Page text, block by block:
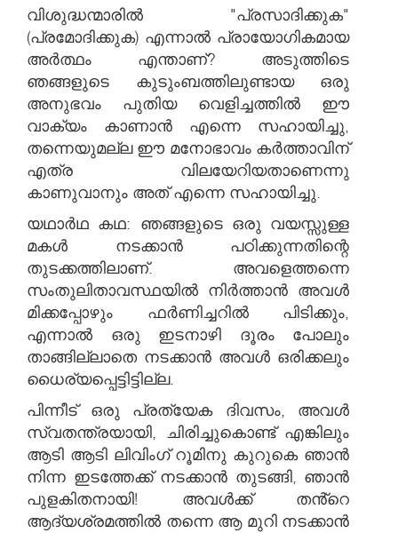
വിശുദ്ധന്മാരിൽ "പ്രസാദിക്കുക"
(പ്രമോദിക്കുക) എന്നാൽ പ്രായോഗികമായ
അർത്ഥം എന്താണ്? അടുത്തിടെ
ഞങ്ങളുടെ കുടുംബത്തിലുണ്ടായ ഒരു
അനുഭവം പുതിയ വെളിച്ചത്തിൽ ഈ
വാക്യം കാണാൻ എന്നെ സഹായിച്ചു,
തന്നെയുമല്ല ഈ മനോഭാവം കർത്താവിന്
എത്ര വിലയേറിയതാണെന്നു
കാണുവാനും അത് എന്നെ സഹായിച്ചു.
യഥാർഥ കഥ: ഞങ്ങളുടെ ഒരു വയസ്സുള്ള
മകൾ നടക്കാൻ പഠിക്കുന്നതിന്റെ
തുടക്കത്തിലാണ്. അവളെത്തന്നെ
സംതുലിതാവസ്ഥയിൽ നിർത്താൻ അവൾ
മിക്കപ്പോഴും ഫർണിച്ചറിൽ പിടിക്കും,
എന്നാൽ ഒരു ഇടനാഴി ദൂരം പോലും
താങ്ങില്ലാതെ നടക്കാൻ അവൾ ഒരിക്കലും
ധൈര്യപ്പെട്ടിട്ടില്ല.
പിന്നീട് ഒരു പ്രത്യേക ദിവസം, അവൾ
സ്വതന്ത്രയായി, ചിരിച്ചുകൊണ്ട് എങ്കിലും
ആടി ആടി ലിവിംഗ് റൂമിനു കുറുകെ ഞാൻ
നിന്ന ഇടത്തേക്ക് നടക്കാൻ തുടങ്ങി, ഞാൻ
പുളകിതനായി! അവൾക്ക് തൻ്റെ
ആദ്യശ്രമത്തിൽ തന്നെ ആ മുറി നടക്കാൻ